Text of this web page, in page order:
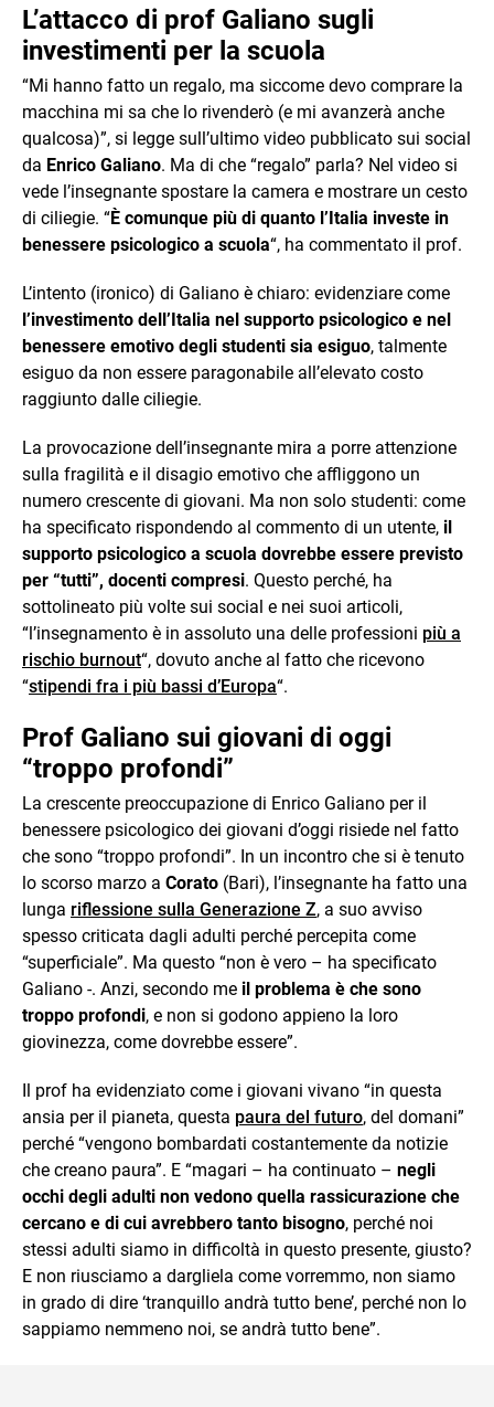
L’attacco di prof Galiano sugli
investimenti per la scuola
“Mi hanno fatto un regalo, ma siccome devo comprare la
macchina mi sa che lo rivenderò (e mi avanzerà anche
qualcosa)”, si legge sull’ultimo video pubblicato sui social
da Enrico Galiano. Ma di che “regalo” parla? Nel video si
vede l’insegnante spostare la camera e mostrare un cesto
di ciliegie. “È comunque più di quanto l’Italia investe in
benessere psicologico a scuola“, ha commentato il prof.
L’intento (ironico) di Galiano è chiaro: evidenziare come
l’investimento dell’Italia nel supporto psicologico e nel
benessere emotivo degli studenti sia esiguo, talmente
esiguo da non essere paragonabile all’elevato costo
raggiunto dalle ciliegie.
La provocazione dell’insegnante mira a porre attenzione
sulla fragilità e il disagio emotivo che affliggono un
numero crescente di giovani. Ma non solo studenti: come
ha specificato rispondendo al commento di un utente, il
supporto psicologico a scuola dovrebbe essere previsto
per “tutti”, docenti compresi. Questo perché, ha
sottolineato più volte sui social e nei suoi articoli,
“l’insegnamento è in assoluto una delle professioni più a
rischio burnout“, dovuto anche al fatto che ricevono
“stipendi fra i più bassi d’Europa“.
Prof Galiano sui giovani di oggi
“troppo profondi”
La crescente preoccupazione di Enrico Galiano per il
benessere psicologico dei giovani d’oggi risiede nel fatto
che sono “troppo profondi”. In un incontro che si è tenuto
lo scorso marzo a Corato (Bari), l’insegnante ha fatto una
lunga riflessione sulla Generazione Z, a suo avviso
spesso criticata dagli adulti perché percepita come
“superficiale”. Ma questo “non è vero – ha specificato
Galiano -. Anzi, secondo me il problema è che sono
troppo profondi, e non si godono appieno la loro
giovinezza, come dovrebbe essere”.
Il prof ha evidenziato come i giovani vivano “in questa
ansia per il pianeta, questa paura del futuro, del domani”
perché “vengono bombardati costantemente da notizie
che creano paura”. E “magari – ha continuato – negli
occhi degli adulti non vedono quella rassicurazione che
cercano e di cui avrebbero tanto bisogno, perché noi
stessi adulti siamo in difficoltà in questo presente, giusto?
E non riusciamo a dargliela come vorremmo, non siamo
in grado di dire ‘tranquillo andrà tutto bene’, perché non lo
sappiamo nemmeno noi, se andrà tutto bene”.